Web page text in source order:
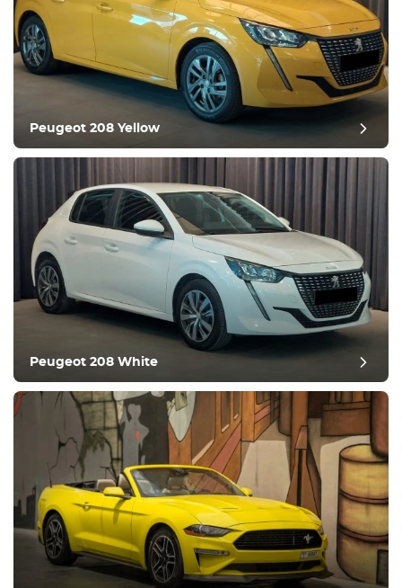
Utrustning
Bekväm
Klimatkontroll
Villkor
postgranskning
Peugeot 208 Yellow
Peugeot 208 White